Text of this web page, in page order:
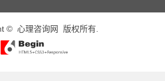
© 心理咨询网 版权所有.